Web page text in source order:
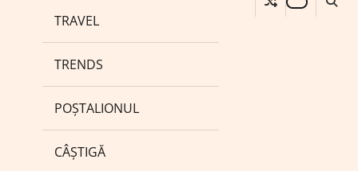
TRAVEL
TRENDS
POȘTALIONUL
CÂȘTIGĂ